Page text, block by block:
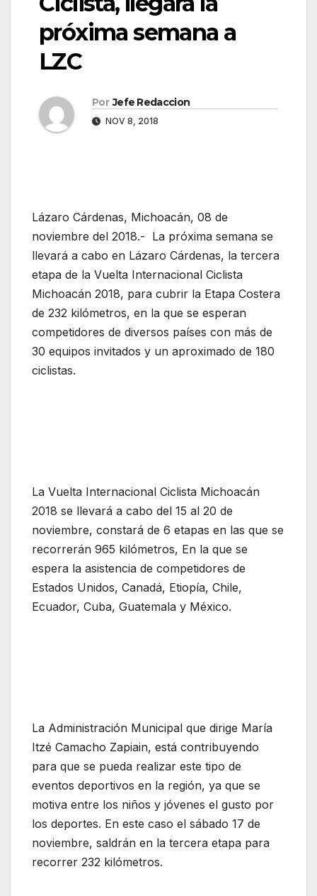
próxima semana a
LZC
Por Jefe Redaccion
NOV 8, 2018
Lázaro Cárdenas, Michoacán, 08 de
noviembre del 2018.- La próxima semana se
llevará a cabo en Lázaro Cárdenas, la tercera
etapa de la Vuelta Internacional Ciclista
Michoacán 2018, para cubrir la Etapa Costera
de 232 kilómetros, en la que se esperan
competidores de diversos países con más de
30 equipos invitados y un aproximado de 180
ciclistas.
La Vuelta Internacional Ciclista Michoacán
2018 se llevará a cabo del 15 al 20 de
noviembre, constará de 6 etapas en las que se
recorrerán 965 kilómetros, En la que se
espera la asistencia de competidores de
Estados Unidos, Canadá, Etiopía, Chile,
Ecuador, Cuba, Guatemala y México.
La Administración Municipal que dirige María
Itzé Camacho Zapiain, está contribuyendo
para que se pueda realizar este tipo de
eventos deportivos en la región, ya que se
motiva entre los niños y jóvenes el gusto por
los deportes. En este caso el sábado 17 de
noviembre, saldrán en la tercera etapa para
recorrer 232 kilómetros.